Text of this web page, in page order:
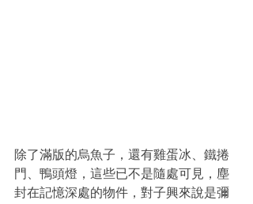
除了滿版的烏魚子，還有雞蛋冰、鐵捲
門、鴨頭燈，這些已不是隨處可見，塵
封在記憶深處的物件，對子興來說是彌